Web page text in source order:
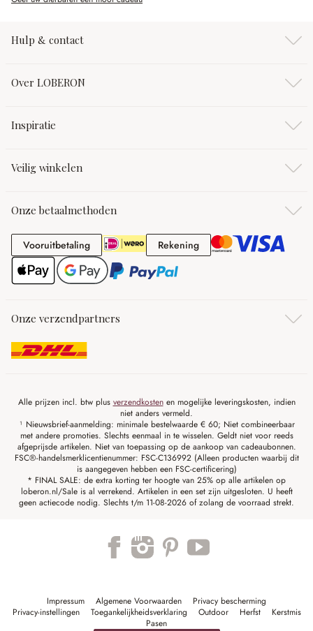
Hulp & contact
Over LOBERON
Inspiratie
Veilig winkelen
Onze betaalmethoden
VooruitbetalingVooruitbetaling RekeningRekening
Onze verzendpartners
Alle prijzen incl. btw plus verzendkostenen mogelijke leveringskosten, indien
niet anders vermeld.
¹ Nieuwsbrief-aanmelding: minimale bestelwaarde € 60; Niet combineerbaar
met andere promoties. Slechts eenmaal in te wisselen. Geldt niet voor reeds
afgeprijsde artikelen. Niet van toepassing op de aankoop van cadeaubonnen.
FSC®-handelsmerklicentienummer: FSC-C136992 (Alleen producten waarbij dit
is aangegeven hebben een FSC-certificering)
* FINAL SALE: de extra korting ter hoogte van 25% op alle artikelen op
loberon.nl/Sale is al verrekend. Artikelen in een set zijn uitgesloten. U heeft
geen actiecode nodig. Slechts t/m 11-08-2026 of zolang de voorraad strekt.
Impressum Algemene Voorwaarden
Privacy bescherming
Privacy-instellingen
Toegankelijkheidsverklaring Outdoor Herfst
Kerstmis
Pasen